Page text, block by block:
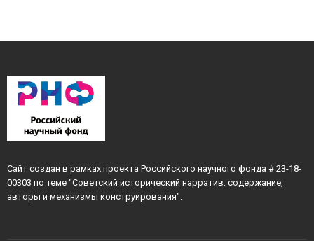
Сайт создан в рамках проекта Российского научного фонда # 23-18-
00303 по теме "Советский исторический нарратив: содержание,
авторы и механизмы конструирования".